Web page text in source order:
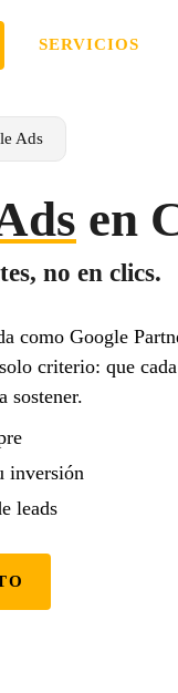
SERVICIOS
Ads
en
no en clics.
como Google
criterio: que
sostener.
inversión
leads